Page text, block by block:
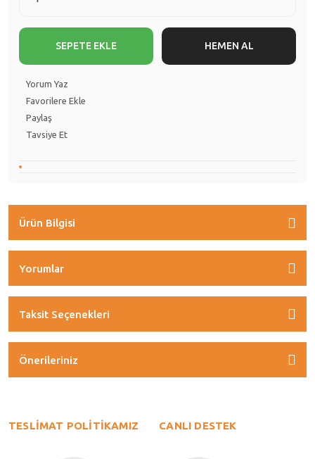
SEPETE EKLE HEMEN AL
Yorum Yaz
Paylaş
Tavsiye Et
Ürün Bilgisi
Yorumlar
Taksit Seçenekleri
Önerileriniz
TESLİMAT POLİTİKAMIZ CANLI DESTEK